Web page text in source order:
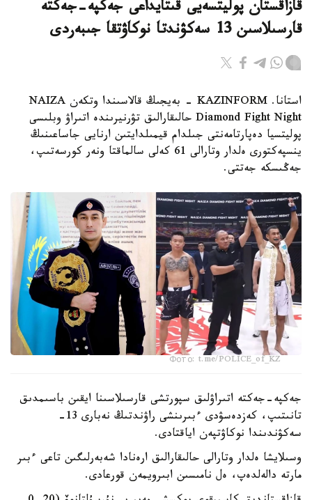
قازاقستان پوليتسەيى قىتايداعى جەكپە-جەكتە
قارسىلاسىن 13 سەكۋندتا نوكاۋتقا جىبەردى
استانا. KAZINFORM - بەيجىڭ قالاسىندا وتكەن NAIZA
Diamond Fight Night حالىقارالىق تۋرنيرىندە اتىراۋ وبلىسى
پوليتسيا دەپارتامەنتى جىلدام قيمىلدايتىن ارنايى جاساعىنىڭ
ينسپەكتورى ەلدار وتارالى 61 كەلى سالماقتا ونەر كورسەتىپ،
جەڭىسكە جەتتى.
Фото: t.me/POLICE_of_KZ
جەكپە-جەكتە اتىراۋلىق سپورتشى قارسىلاسىنا ايقىن باسىمدىق
تانىتىپ، كەزدەسۋدى ءبىرىنشى راۋندتىڭ نەبارى 13-
سەكۋندىندا نوكاۋتپەن اياقتادى.
وسىلايشا ەلدار وتارالى حالىقارالىق ارەنادا شەبەرلىگىن تاعى ءبىر
مارتە دالەلدەپ، ەل نامىسىن ابىرويمەن قورعادى.